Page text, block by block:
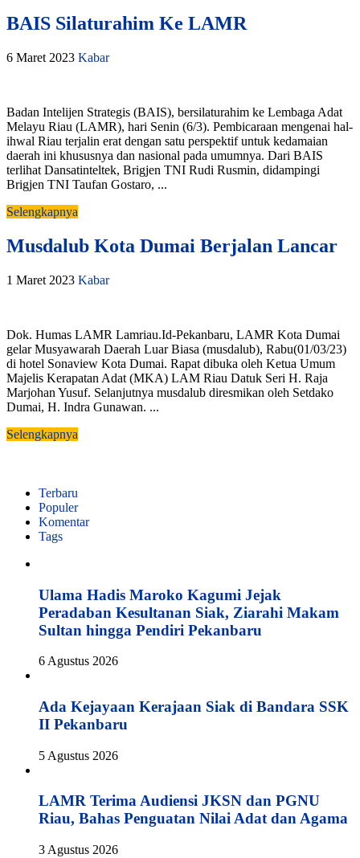
BAIS Silaturahim Ke LAMR
6 Maret 2023 Kabar
Badan Intelijen Strategis (BAIS), bersilaturahim ke Lembaga Adat
Melayu Riau (LAMR), hari Senin (6/3). Pembicaraan mengenai hal-
ihwal Riau terjalin erat dengan satu perspektif untuk kedamaian
daerah ini khususnya dan nasional pada umumnya. Dari BAIS
terlihat Dansatinteltek, Brigjen TNI Rudi Rusmin, didampingi
Brigjen TNI Taufan Gostaro, ...
Selengkapnya
Musdalub Kota Dumai Berjalan Lancar
1 Maret 2023 Kabar
Dok. Humas LAMR Lamriau.Id-Pekanbaru, LAMR Kota Dumai
gelar Musyawarah Daerah Luar Biasa (musdalub), Rabu(01/03/23)
di hotel Sonaview Kota Dumai. Rapat dibuka oleh Ketua Umum
Majelis Kerapatan Adat (MKA) LAM Riau Datuk Seri H. Raja
Marjohan Yusuf. Selanjutnya musdalub diresmikan oleh Setdako
Dumai, H. Indra Gunawan. ...
Selengkapnya
Terbaru
Populer
Komentar
Tags
Ulama Hadis Maroko Kagumi Jejak
Peradaban Kesultanan Siak, Ziarahi Makam
Sultan hingga Pendiri Pekanbaru
6 Agustus 2026
Ada Kejayaan Kerajaan Siak di Bandara SSK
II Pekanbaru
5 Agustus 2026
LAMR Terima Audiensi JKSN dan PGNU
Riau, Bahas Penguatan Nilai Adat dan Agama
3 Agustus 2026